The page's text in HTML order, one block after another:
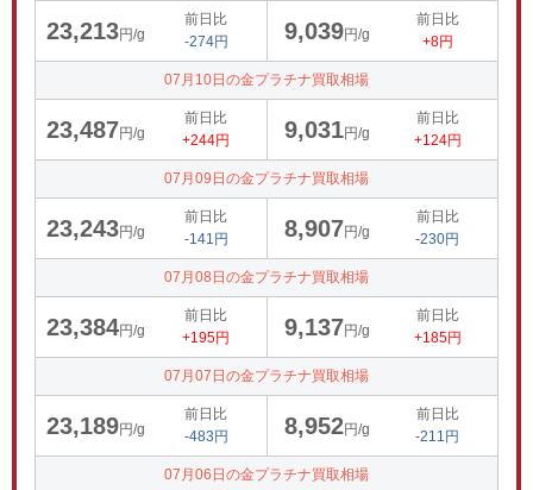
23,213円/g
前日比
-274円
9,039円/g
前日比
+8円
07月10日の金プラチナ買取相場
23,487円/g
前日比
+244円
9,031円/g
前日比
+124円
07月09日の金プラチナ買取相場
23,243円/g
前日比
-141円
8,907円/g
前日比
-230円
07月08日の金プラチナ買取相場
23,384円/g
前日比
+195円
9,137円/g
前日比
+185円
07月07日の金プラチナ買取相場
23,189円/g
前日比
-483円
8,952円/g
前日比
-211円
07月06日の金プラチナ買取相場